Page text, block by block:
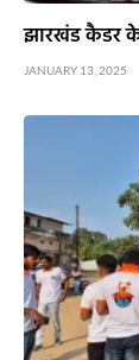
झारखंड कैडर के
JANUARY 13, 2025